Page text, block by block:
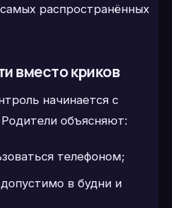
распространённых
вместо криков
начинается с
объясняют:
телефоном;
в будни и